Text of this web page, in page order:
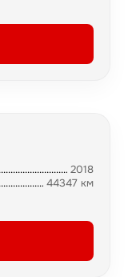
2018
44347 км